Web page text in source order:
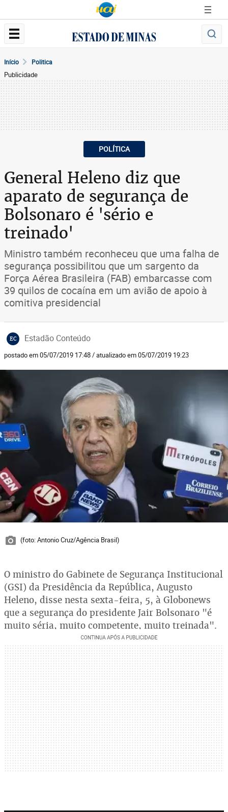
Início Politica
Publicidade
POLÍTICA
General Heleno diz que
aparato de segurança de
Bolsonaro é 'sério e
treinado'
Ministro também reconheceu que uma falha de
segurança possibilitou que um sargento da
Força Aérea Brasileira (FAB) embarcasse com
39 quilos de cocaína em um avião de apoio à
comitiva presidencial
EC Estadão Conteúdo
postado em 05/07/2019 17:48 / atualizado em 05/07/2019 19:23
(foto: Antonio Cruz/Agência Brasil)
O ministro do Gabinete de Segurança Institucional
(GSI) da Presidência da República, Augusto
Heleno, disse nesta sexta-feira, 5, à Globonews
que a segurança do presidente Jair Bolsonaro "é
muito séria, muito competente, muito treinada".